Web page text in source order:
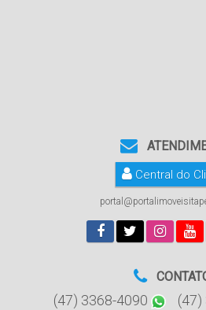
Central do
(47) 3368-4090 (47)